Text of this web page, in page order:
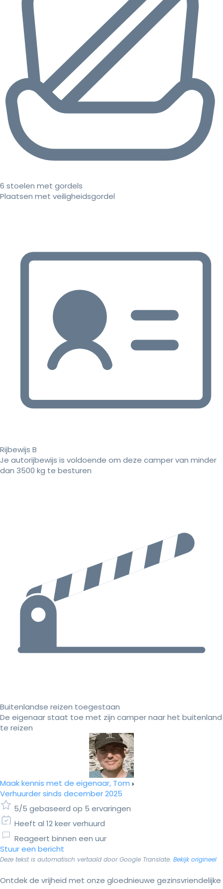
6 stoelen met gordels
Plaatsen met veiligheidsgordel
Rijbewijs B
Je autorijbewijs is voldoende om deze camper van minder
dan 3500 kg te besturen
Buitenlandse reizen toegestaan
De eigenaar staat toe met zijn camper naar het buitenland
te reizen
Maak kennis met de eigenaar, Tom
Verhuurder sinds december 2025
5/5 gebaseerd op 5 ervaringen
Heeft al 12 keer verhuurd
Reageert binnen een uur
Stuur een bericht
Deze tekst is automatisch vertaald door Google Translate. Bekijk origineel
Ontdek de vrijheid met onze gloednieuwe gezinsvriendelijke